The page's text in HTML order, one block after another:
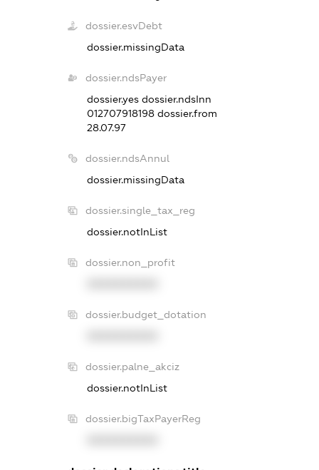
dossier.esvDebt
dossier.missingData
dossier.ndsPayer
dossier.yes dossier.ndsInn
012707918198 dossier.from
28.07.97
dossier.ndsAnnul
dossier.missingData
dossier.single_tax_reg
dossier.notInList
dossier.non_profit
dossier.budget_dotation
dossier.palne_akciz
dossier.notInList
dossier.bigTaxPayerReg